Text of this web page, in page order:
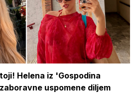
Helena iz 'Gospodina
uspomene diljem